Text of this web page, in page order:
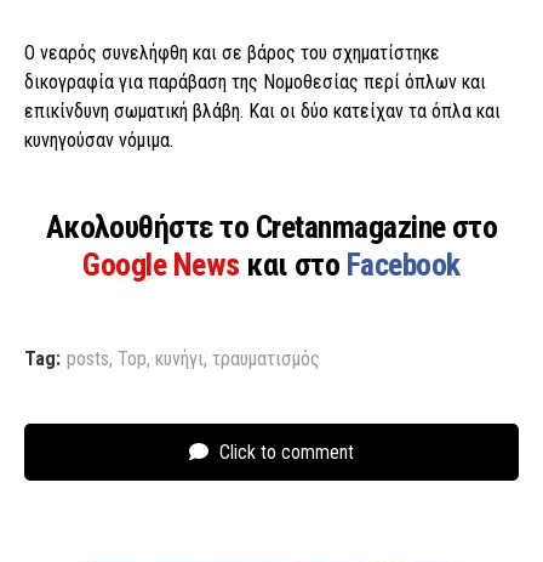
Ο νεαρός συνελήφθη και σε βάρος του σχηματίστηκε
δικογραφία για παράβαση της Νομοθεσίας περί όπλων και
επικίνδυνη σωματική βλάβη. Και οι δύο κατείχαν τα όπλα και
κυνηγούσαν νόμιμα.
Ακολουθήστε το Cretanmagazine στο
Google News και στο Facebook
Tag: posts, Top, κυνήγι, τραυματισμός
Click to comment